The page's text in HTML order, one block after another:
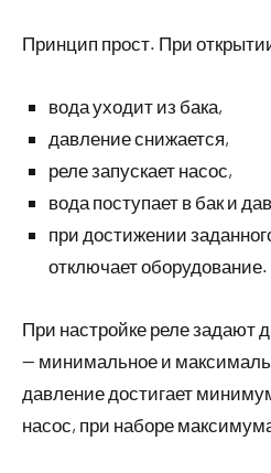
Принцип прост. При
вода уходит из бака,
давление снижается,
реле запускает насос,
вода поступает в бак и
при достижении
отключает оборудование.
При настройке реле задают
— минимальное и
давление достигает
насос, при наборе